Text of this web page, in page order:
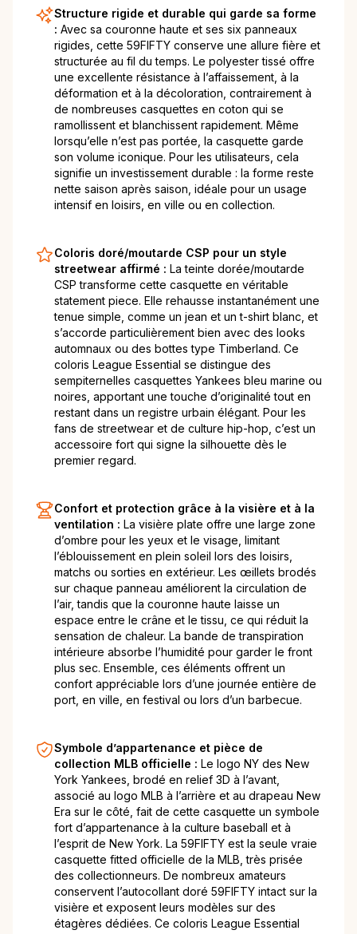
Structure rigide et durable qui garde sa forme
: Avec sa couronne haute et ses six panneaux
rigides, cette 59FIFTY conserve une allure fière et
structurée au fil du temps. Le polyester tissé offre
une excellente résistance à l’affaissement, à la
déformation et à la décoloration, contrairement à
de nombreuses casquettes en coton qui se
ramollissent et blanchissent rapidement. Même
lorsqu’elle n’est pas portée, la casquette garde
son volume iconique. Pour les utilisateurs, cela
signifie un investissement durable : la forme reste
nette saison après saison, idéale pour un usage
intensif en loisirs, en ville ou en collection.
Coloris doré/moutarde CSP pour un style
streetwear affirmé : La teinte dorée/moutarde
CSP transforme cette casquette en véritable
statement piece. Elle rehausse instantanément une
tenue simple, comme un jean et un t-shirt blanc, et
s’accorde particulièrement bien avec des looks
automnaux ou des bottes type Timberland. Ce
coloris League Essential se distingue des
sempiternelles casquettes Yankees bleu marine ou
noires, apportant une touche d’originalité tout en
restant dans un registre urbain élégant. Pour les
fans de streetwear et de culture hip-hop, c’est un
accessoire fort qui signe la silhouette dès le
premier regard.
Confort et protection grâce à la visière et à la
ventilation : La visière plate offre une large zone
d’ombre pour les yeux et le visage, limitant
l’éblouissement en plein soleil lors des loisirs,
matchs ou sorties en extérieur. Les œillets brodés
sur chaque panneau améliorent la circulation de
l’air, tandis que la couronne haute laisse un
espace entre le crâne et le tissu, ce qui réduit la
sensation de chaleur. La bande de transpiration
intérieure absorbe l’humidité pour garder le front
plus sec. Ensemble, ces éléments offrent un
confort appréciable lors d’une journée entière de
port, en ville, en festival ou lors d’un barbecue.
Symbole d’appartenance et pièce de
collection MLB officielle : Le logo NY des New
York Yankees, brodé en relief 3D à l’avant,
associé au logo MLB à l’arrière et au drapeau New
Era sur le côté, fait de cette casquette un symbole
fort d’appartenance à la culture baseball et à
l’esprit de New York. La 59FIFTY est la seule vraie
casquette fitted officielle de la MLB, très prisée
des collectionneurs. De nombreux amateurs
conservent l’autocollant doré 59FIFTY intact sur la
visière et exposent leurs modèles sur des
étagères dédiées. Ce coloris League Essential